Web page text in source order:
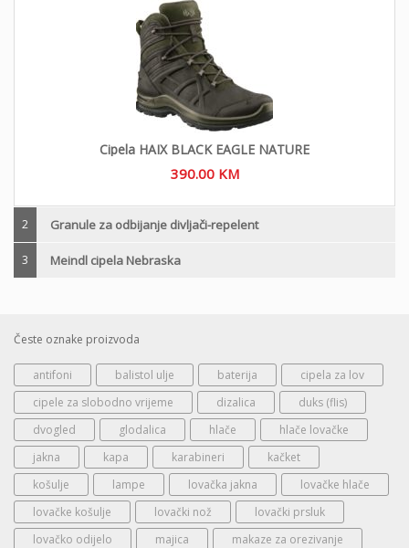
Cipela HAIX BLACK EAGLE NATURE
390.00 KM
2 Granule za odbijanje divljači-repelent
3 Meindl cipela Nebraska
Česte oznake proizvoda
antifoni balistol ulje baterija
cipela za lov
cipele za slobodno vrijeme
dizalica
duks (flis)
dvogled
glodalica hlače
hlače lovačke
jakna
kapa karabineri
kačket
košulje
lampe lovačka jakna
lovačke hlače
lovačke košulje
lovački nož
lovački prsluk
lovačko odijelo
majica
makaze za orezivanje